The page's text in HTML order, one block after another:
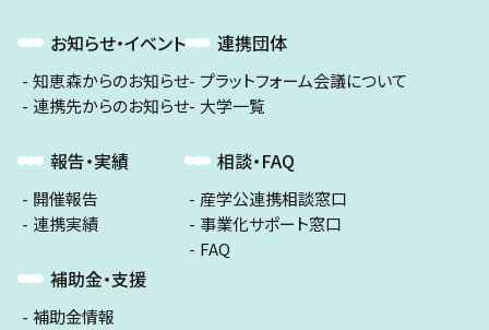
お知らせ・イベント
知恵森からのお知らせ
連携先からのお知らせ
報告・実績
開催報告
連携実績
補助金・支援
補助金情報
連携団体
プラットフォーム会議について
大学一覧
相談・FAQ
産学公連携相談窓口
事業化サポート窓口
FAQ